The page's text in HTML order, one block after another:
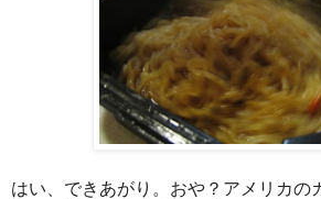
はい、できあがり。おや？アメリカの